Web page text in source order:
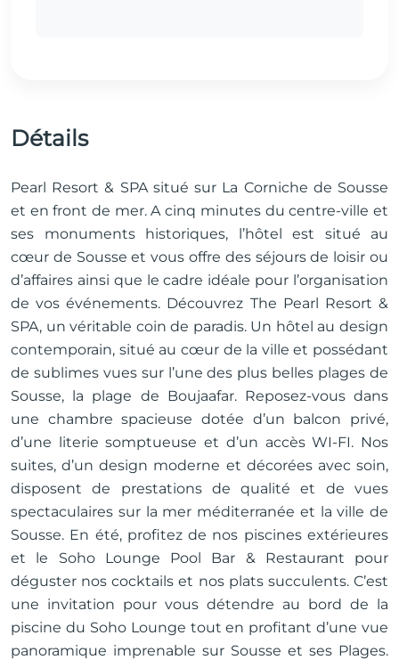
Détails
Pearl Resort & SPA situé sur La Corniche de Sousse
et en front de mer. A cinq minutes du centre-ville et
ses monuments historiques, l’hôtel est situé au
cœur de Sousse et vous offre des séjours de loisir ou
d’affaires ainsi que le cadre idéale pour l’organisation
de vos événements. Découvrez The Pearl Resort &
SPA, un véritable coin de paradis. Un hôtel au design
contemporain, situé au cœur de la ville et possédant
de sublimes vues sur l’une des plus belles plages de
Sousse, la plage de Boujaafar. Reposez-vous dans
une chambre spacieuse dotée d’un balcon privé,
d’une literie somptueuse et d’un accès WI-FI. Nos
suites, d’un design moderne et décorées avec soin,
disposent de prestations de qualité et de vues
spectaculaires sur la mer méditerranée et la ville de
Sousse. En été, profitez de nos piscines extérieures
et le Soho Lounge Pool Bar & Restaurant pour
déguster nos cocktails et nos plats succulents. C’est
une invitation pour vous détendre au bord de la
piscine du Soho Lounge tout en profitant d’une vue
panoramique imprenable sur Sousse et ses Plages.